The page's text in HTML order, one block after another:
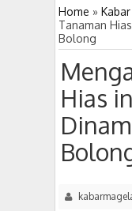
5:32 PM
11 Siswa
Home »
Tanaman
Bolong
Hias